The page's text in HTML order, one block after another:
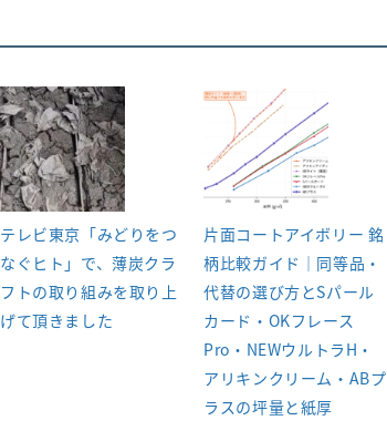
テレビ東京「みどりをつ
なぐヒト」で、薄炭クラ
フトの取り組みを取り上
げて頂きました
片面コートアイボリー 銘
柄比較ガイド｜同等品・
代替の選び方とSパール
カード・OKフレース
Pro・NEWウルトラH・
アリキンクリーム・ABプ
ラスの坪量と紙厚